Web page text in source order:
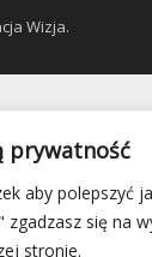
prywatność
aby polepszyć
zgadzasz się na
stronie.
Wizja.